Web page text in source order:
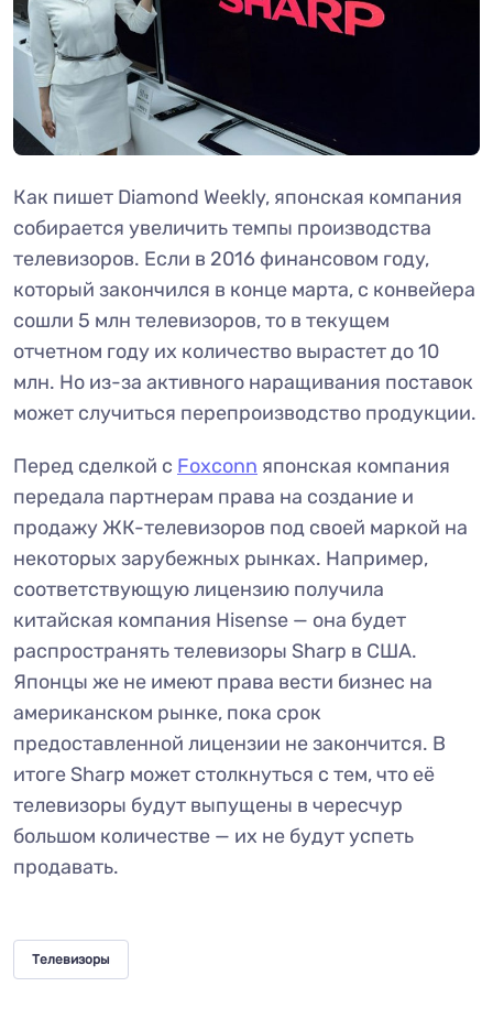
Как пишет Diamond Weekly, японская компания
собирается увеличить темпы производства
телевизоров. Если в 2016 финансовом году,
который закончился в конце марта, с конвейера
сошли 5 млн телевизоров, то в текущем
отчетном году их количество вырастет до 10
млн. Но из-за активного наращивания поставок
может случиться перепроизводство продукции.
Перед сделкой с Foxconn японская компания
передала партнерам права на создание и
продажу ЖК-телевизоров под своей маркой на
некоторых зарубежных рынках. Например,
соответствующую лицензию получила
китайская компания Hisense — она будет
распространять телевизоры Sharp в США.
Японцы же не имеют права вести бизнес на
американском рынке, пока срок
предоставленной лицензии не закончится. В
итоге Sharp может столкнуться с тем, что её
телевизоры будут выпущены в чересчур
большом количестве — их не будут успеть
продавать.
Телевизоры